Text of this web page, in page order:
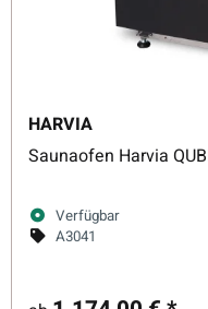
HARVIA
Saunaofen Harvia
Verfügbar
A3041